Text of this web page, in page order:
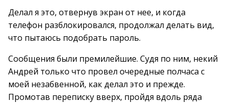
Делал я это, отвернув экран от нее, и когда
телефон разблокировался, продолжал делать вид,
что пытаюсь подобрать пароль.
Сообщения были премилейшие. Судя по ним, некий
Андрей только что провел очередные полчаса с
моей незабвенной, как делал это и прежде.
Промотав переписку вверх, пройдя вдоль ряда